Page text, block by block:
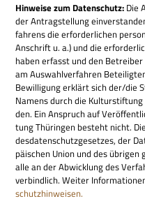
Hin­weise zum Daten­schutz: Die
der Antrag­stel­lung
fah­rens die erfor­der­li­chen
Anschrift u. a.) und die
ha­ben erfasst und den
am Aus­wahl­ver­fah­ren
Bewil­li­gung erklärt sich der/die
Namens durch die
den. Ein Anspruch auf
tung Thü­rin­gen besteht nicht.
des­da­ten­schutz­ge­set­zes, der
päi­schen Union und des
alle an der Abwick­lung des
ver­bind­lich. Wei­ter
schutz­hin­wei­sen.